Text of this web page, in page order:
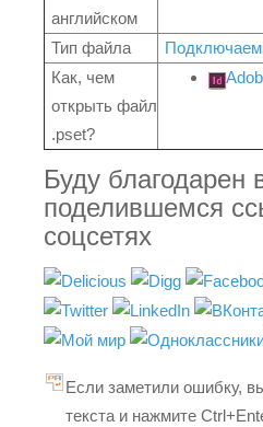
английском
Тип файла
Как, чем
открыть файл
.pset?
Буду благодарен
поделившемся
соцсетях
Если заметили ошибку,
текста и нажмите